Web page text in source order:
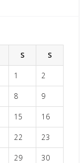
S S
1 2
8 9
15 16
22 23
29 30